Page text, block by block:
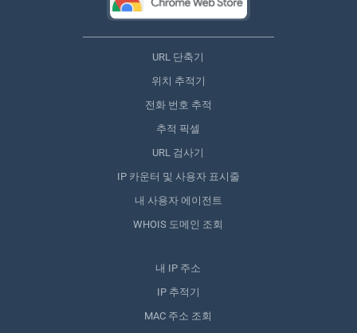
URL 단축기
위치 추적기
전화 번호 추적
추적 픽셀
URL 검사기
IP 카운터 및 사용자 표시줄
내 사용자 에이전트
WHOIS 도메인 조회
내 IP 주소
IP 추적기
MAC 주소 조회